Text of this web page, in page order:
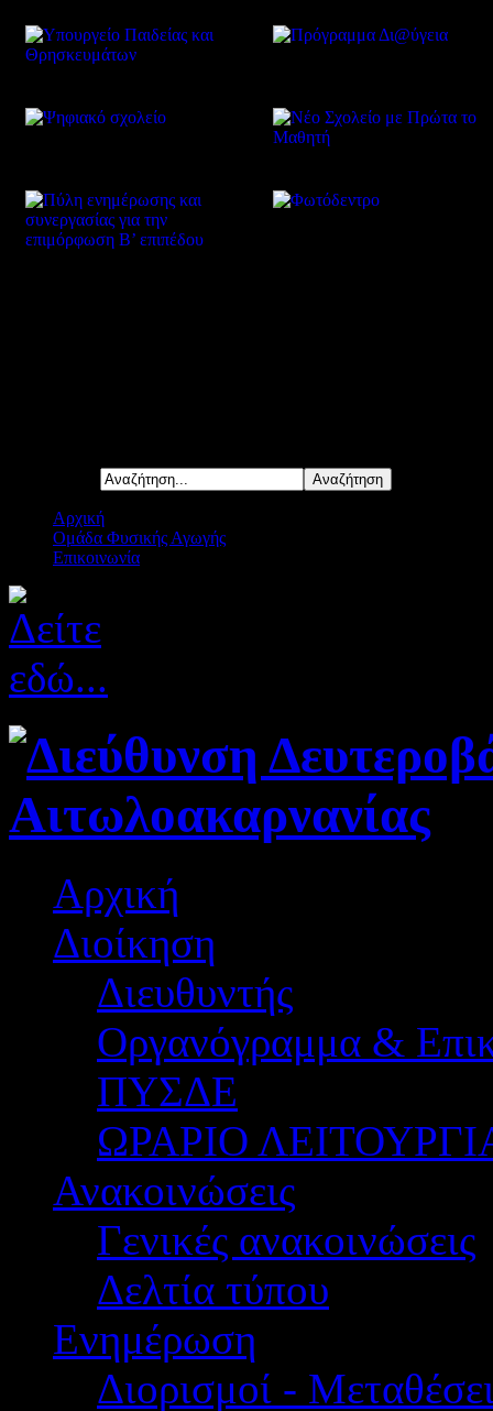
Αρχική
Ομάδα Φυσικής Αγωγής
Επικοινωνία
Αρχική
Διοίκηση
Διευθυντής
Οργανόγραμμα &
ΠΥΣΔΕ
ΩΡΑΡΙΟ
Ανακοινώσεις
Γενικές ανακοινώσεις
Δελτία τύπου
Ενημέρωση
Διορισμοί -